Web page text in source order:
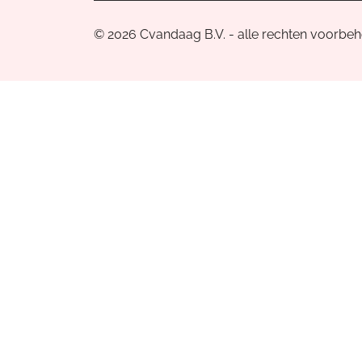
© 2026 Cvandaag B.V. - alle rechten